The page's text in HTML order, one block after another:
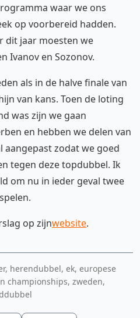
waar we ons
op voorbereid hadden.
dit jaar moesten we
Ivanov en Sozonov.
als in de halve finale van
van kans. Toen de loting
was zijn we gaan
en hebben we delen van
aangepast zodat we goed
tegen deze topdubbel. Ik
om nu in ieder geval twee
op zijnwebsite.
herendubbel, ek, europese
championships, zweden,